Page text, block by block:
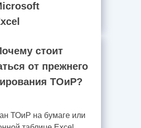
ТОиР на бумаге или
стоит
от прежнего
ТОиР?